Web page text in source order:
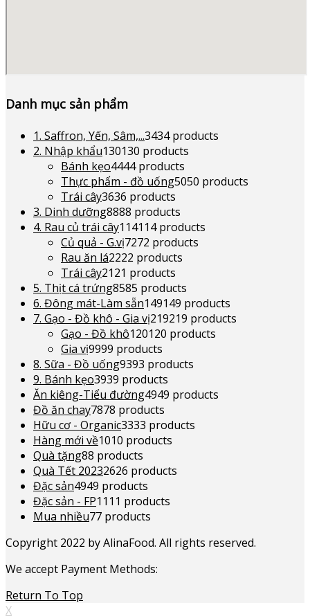
Danh mục sản phẩm
1. Saffron, Yến, Sâm,...3434 products
2. Nhập khẩu130130 products
Bánh kẹo4444 products
Thực phẩm - đồ uống5050 products
Trái cây3636 products
3. Dinh dưỡng8888 products
4. Rau củ trái cây114114 products
Củ quả - G.vị7272 products
Rau ăn lá2222 products
Trái cây2121 products
5. Thịt cá trứng8585 products
6. Đông mát-Làm sẵn149149 products
7. Gạo - Đồ khô - Gia vị219219 products
Gạo - Đồ khô120120 products
Gia vị9999 products
8. Sữa - Đồ uống9393 products
9. Bánh kẹo3939 products
Ăn kiêng-Tiểu đường4949 products
Đồ ăn chay7878 products
Hữu cơ - Organic3333 products
Hàng mới về1010 products
Quà tặng88 products
Quà Tết 20232626 products
Đặc sản4949 products
Đặc sản - FP11 11 products
Mua nhiều77 products
Copyright 2022 by AlinaFood. All rights reserved.
We accept Payment Methods:
Return To Top
X